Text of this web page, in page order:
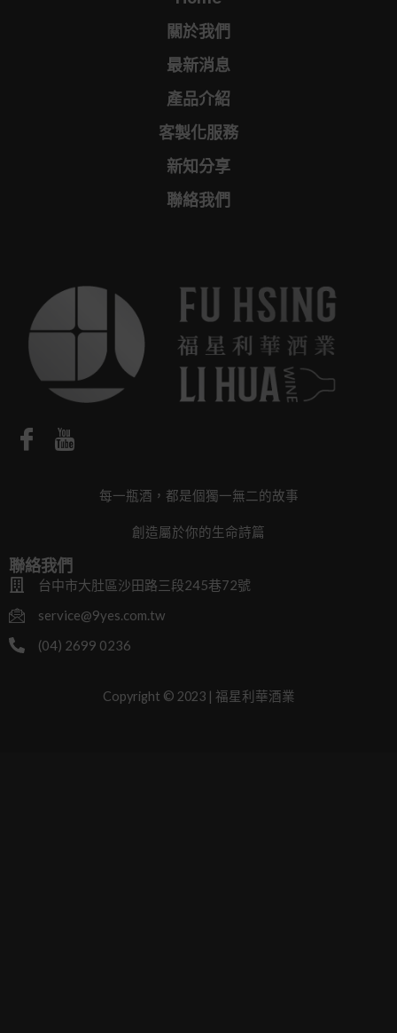
關於我們
最新消息
產品介紹
客製化服務
新知分享
聯絡我們
每一瓶酒，都是個獨一無二的故事
創造屬於你的生命詩篇
聯絡我們
台中市大肚區沙田路三段245巷72號
service@9yes.com.tw
(04) 2699 0236
Copyright © 2023 | 福星利華酒業